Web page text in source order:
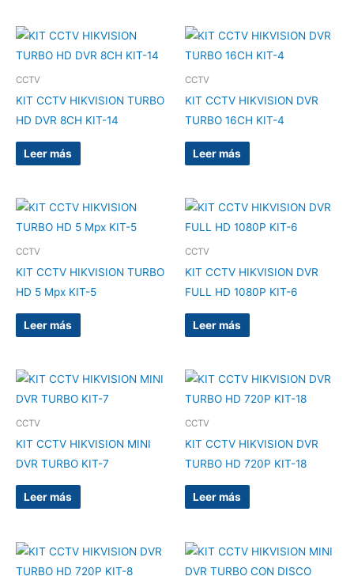
CCTV
KIT CCTV HIKVISION TURBO
HD DVR 8CH KIT-14
Leer más
CCTV
KIT CCTV HIKVISION DVR
TURBO 16CH KIT-4
Leer más
CCTV
KIT CCTV HIKVISION TURBO
HD 5 Mpx KIT-5
Leer más
CCTV
KIT CCTV HIKVISION DVR
FULL HD 1080P KIT-6
Leer más
CCTV
KIT CCTV HIKVISION MINI
DVR TURBO KIT-7
Leer más
CCTV
KIT CCTV HIKVISION DVR
TURBO HD 720P KIT-18
Leer más